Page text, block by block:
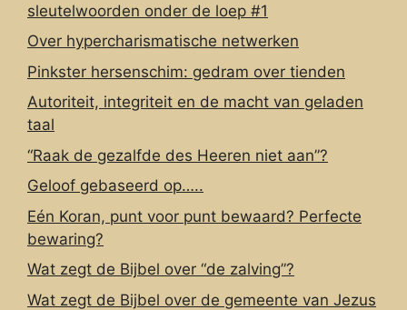
sleutelwoorden onder de loep #1
Over hypercharismatische netwerken
Pinkster hersenschim: gedram over tienden
Autoriteit, integriteit en de macht van geladen
taal
“Raak de gezalfde des Heeren niet aan”?
Geloof gebaseerd op…..
Eén Koran, punt voor punt bewaard? Perfecte
bewaring?
Wat zegt de Bijbel over “de zalving”?
Wat zegt de Bijbel over de gemeente van Jezus